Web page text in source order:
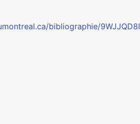
bibliographie/9WJJQD8I